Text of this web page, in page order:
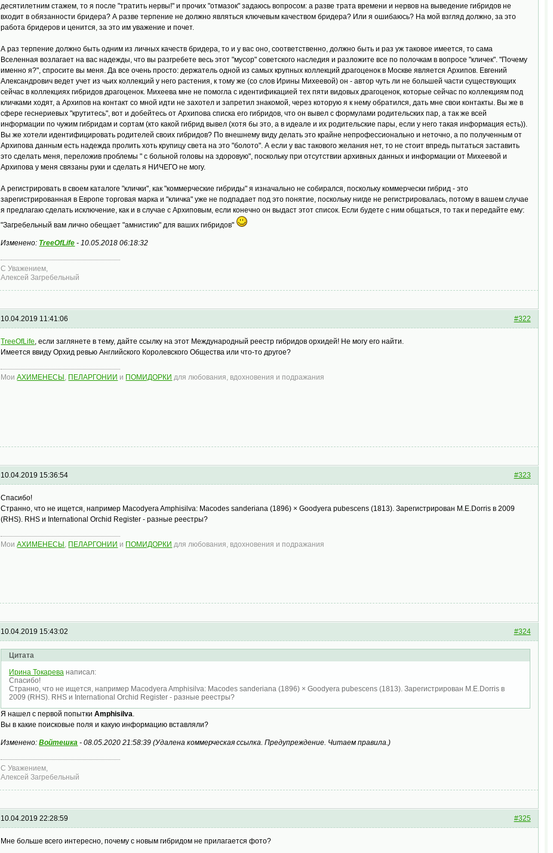
десятилетним стажем, то я после "тратить нервы!" и прочих "отмазок" задаюсь вопросом: а разве трата времени и нервов на выведение гибридов не
входит в обязанности бридера? А разве терпение не должно являться ключевым качеством бридера? Или я ошибаюсь? На мой взгляд должно, за это
работа бридеров и ценится, за это им уважение и почет.
А раз терпение должно быть одним из личных качеств бридера, то и у вас оно, соответственно, должно быть и раз уж таковое имеется, то сама
Вселенная возлагает на вас надежды, что вы разгребете весь этот "мусор" советского наследия и разложите все по полочкам в вопросе "кличек". "Почему
именно я?", спросите вы меня. Да все очень просто: держатель одной из самых крупных коллекций драгоценок в Москве является Архипов. Евгений
Александрович ведет учет из чьих коллекций у него растения, к тому же (со слов Ирины Михеевой) он - автор чуть ли не большей части существующих
сейчас в коллекциях гибридов драгоценок. Михеева мне не помогла с идентификацией тех пяти видовых драгоценок, которые сейчас по коллекциям под
кличками ходят, а Архипов на контакт со мной идти не захотел и запретил знакомой, через которую я к нему обратился, дать мне свои контакты. Вы же в
сфере геснериевых "крутитесь", вот и добейтесь от Архипова списка его гибридов, что он вывел с формулами родительских пар, а так же всей
информации по чужим гибридам и сортам (кто какой гибрид вывел (хотя бы это, а в идеале и их родительские пары, если у него такая информация есть)).
Вы же хотели идентифицировать родителей своих гибридов? По внешнему виду делать это крайне непрофессионально и неточно, а по полученным от
Архипова данным есть надежда пролить хоть крупицу света на это "болото". А если у вас такового желания нет, то не стоит впредь пытаться заставить
это сделать меня, переложив проблемы " с больной головы на здоровую", поскольку при отсутствии архивных данных и информации от Михеевой и
Архипова у меня связаны руки и сделать я НИЧЕГО не могу.
А регистрировать в своем каталоге "клички", как "коммерческие гибриды" я изначально не собирался, поскольку коммерчески гибрид - это
зарегистрированная в Европе торговая марка и "кличка" уже не подпадает под это понятие, поскольку нигде не регистрировалась, потому в вашем случае
я предлагаю сделать исключение, как и в случае с Архиповым, если конечно он выдаст этот список. Если будете с ним общаться, то так и передайте ему:
"Загребельный вам лично обещает "амнистию" для ваших гибридов"
Изменено: TreeOfLife -10.05.2018 06:18:32
С Уважением,
Алексей Загребельный
#322
10.04.2019 11:41:06
TreeOfLife, если заглянете в тему, дайте ссылку на этот Международный реестр гибридов орхидей! Не могу его найти.
Имеется ввиду Орхид ревью Английского Королевского Общества или что-то другое?
МоиАХИМЕНЕСЫ , ПЕЛАРГОНИИ и ПОМИДОРКИ для любования, вдохновения и подражания
#323
10.04.2019 15:36:54
Спасибо!
Странно, что не ищется, например Macodyera Amphisilva: Macodes sanderiana (1896) × Goodyera pubescens (1813). Зарегистрирован M.E.Dorris в 2009
(RHS). RHS и International Orchid Register - разные реестры?
МоиАХИМЕНЕСЫ , ПЕЛАРГОНИИ и ПОМИДОРКИ для любования, вдохновения и подражания
#324
10.04.2019 15:43:02
Цитата
Ирина Токареванаписал:
Спасибо!
Странно, что не ищется, например Macodyera Amphisilva: Macodes sanderiana (1896) × Goodyera pubescens (1813). Зарегистрирован M.E.Dorris в
2009 (RHS). RHS и International Orchid Register - разные реестры?
Я нашел с первой попыткиAmphisilva.
Вы в какие поисковые поля и какую информацию вставляли?
Изменено:Войтешка -08.05.2020 21:58:39 (Удалена коммерческая ссылка. Предупреждение. Читаем правила.)
С Уважением,
Алексей Загребельный
#325
10.04.2019 22:28:59
Мне больше всего интересно, почему с новым гибридом не прилагается фото?